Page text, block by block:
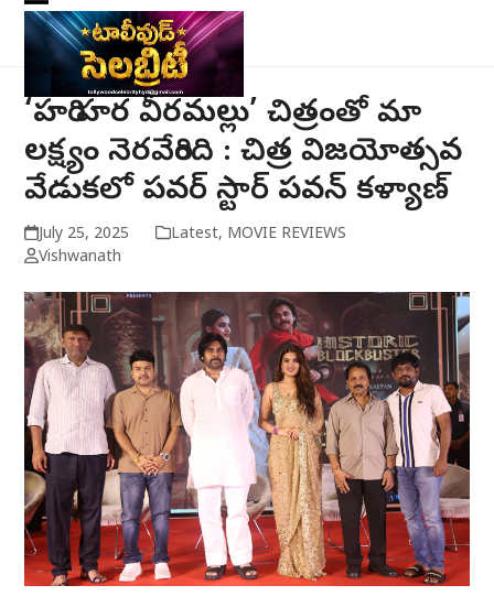
Skip
content
Open
mobile
menu
Close
mobile
menu
‘హరి హర వీరమల్లు’ చిత్రంతో మా
లక్ష్యం నెరవేరింది : చిత్ర విజయోత్సవ
వేడుకలో పవర్ స్టార్ పవన్ కళ్యాణ్
July 25, 2025 Latest, MOVIE REVIEWS
Vishwanath